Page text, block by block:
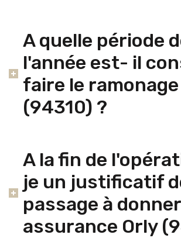
A quelle période
l'année est- il
faire le ramonage
(94310) ?
A la fin de
je un justificatif
passage à
assurance Orly